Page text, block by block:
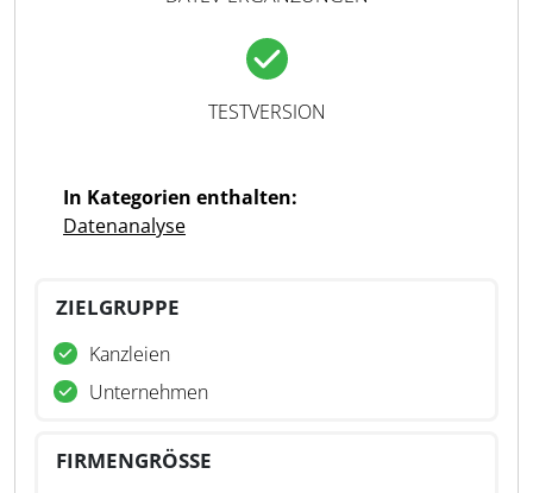
TESTVERSION
In Kategorien enthalten:
Datenanalyse
ZIELGRUPPE
Kanzleien
Unternehmen
FIRMENGRÖSSE